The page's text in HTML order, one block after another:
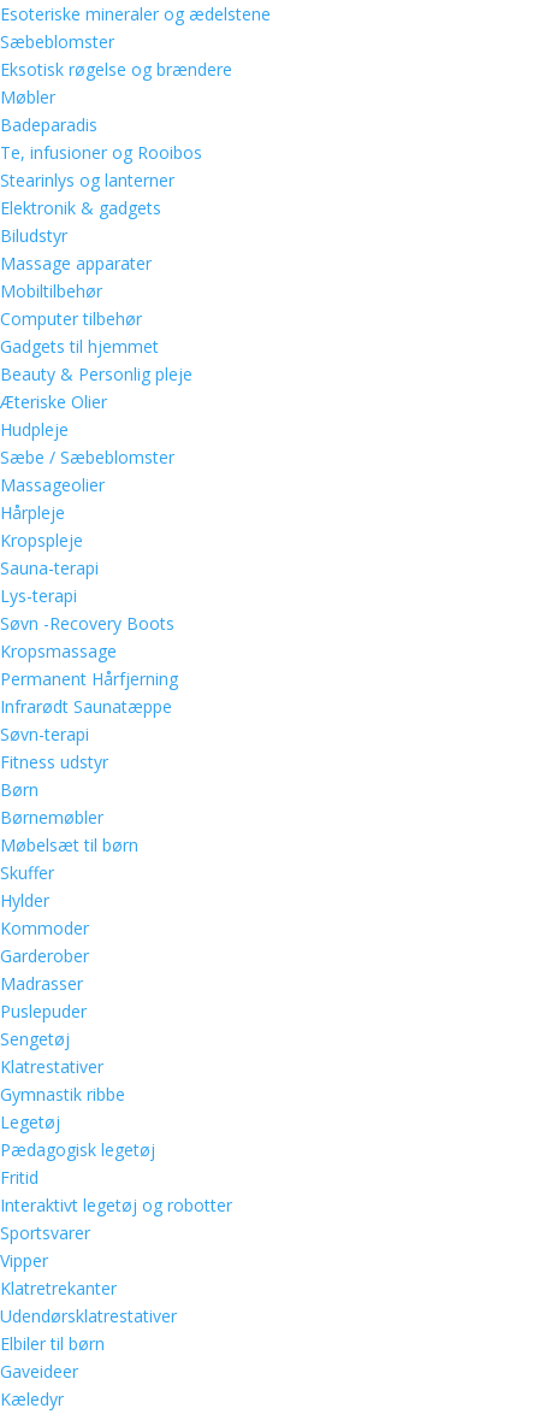
Esoteriske mineraler og ædelstene
Sæbeblomster
Eksotisk røgelse og brændere
Møbler
Badeparadis
Te, infusioner og Rooibos
Stearinlys og lanterner
Elektronik & gadgets
Biludstyr
Massage apparater
Mobiltilbehør
Computer tilbehør
Gadgets til hjemmet
Beauty & Personlig pleje
Æteriske Olier
Hudpleje
Sæbe / Sæbeblomster
Massageolier
Hårpleje
Kropspleje
Sauna-terapi
Lys-terapi
Søvn -Recovery Boots
Kropsmassage
Permanent Hårfjerning
Infrarødt Saunatæppe
Søvn-terapi
Fitness udstyr
Børn
Børnemøbler
Møbelsæt til børn
Skuffer
Hylder
Kommoder
Garderober
Madrasser
Puslepuder
Sengetøj
Klatrestativer
Gymnastik ribbe
Legetøj
Pædagogisk legetøj
Fritid
Interaktivt legetøj og robotter
Sportsvarer
Vipper
Klatretrekanter
Udendørsklatrestativer
Elbiler til børn
Gaveideer
Kæledyr